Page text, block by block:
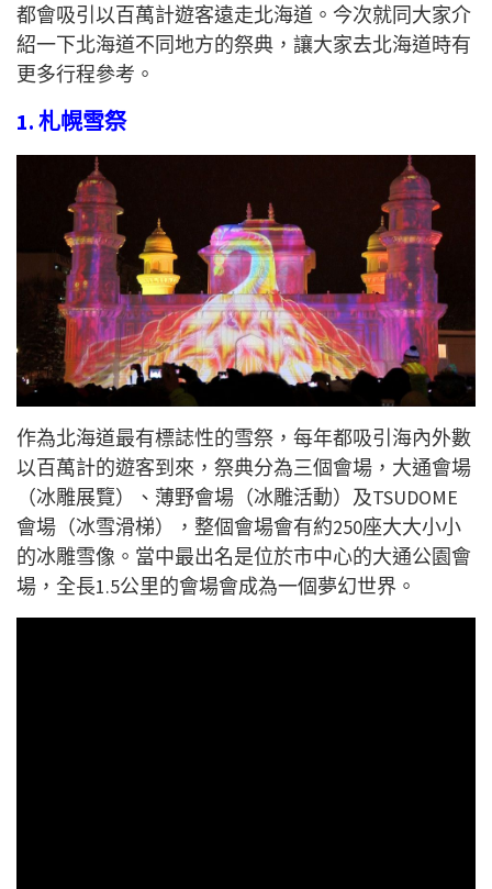
都會吸引以百萬計遊客遠走北海道。今次就同大家介
紹一下北海道不同地方的祭典，讓大家去北海道時有
更多行程參考。
1. 札幌雪祭
作為北海道最有標誌性的雪祭，每年都吸引海內外數
以百萬計的遊客到來，祭典分為三個會場，大通會場
（冰雕展覽）、薄野會場（冰雕活動）及TSUDOME
會場（冰雪滑梯），整個會場會有約250座大大小小
的冰雕雪像。當中最出名是位於市中心的大通公園會
場，全長1.5公里的會場會成為一個夢幻世界。